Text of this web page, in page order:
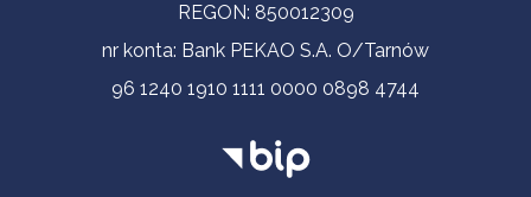
REGON: 850012309
nr konta: Bank PEKAO S.A. O/Tarnów
96 1240 1910 1111 0000 0898 4744